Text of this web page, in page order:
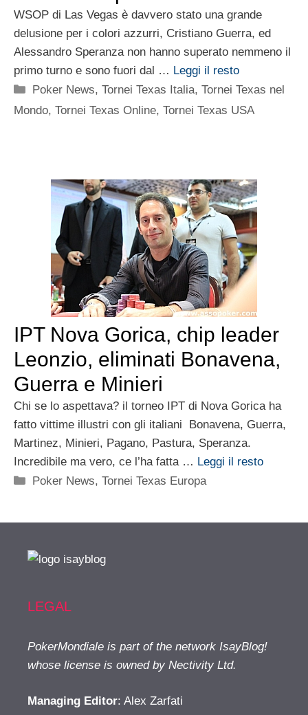
WSOP di Las Vegas è davvero stato una grande
delusione per i colori azzurri, Cristiano Guerra, ed
Alessandro Speranza non hanno superato nemmeno il
primo turno e sono fuori dal … Leggi il resto
Categorie
Poker News,Tornei Texas Italia,Tornei Texas nel
Mondo, Tornei Texas Online, Tornei Texas USA
IPT Nova Gorica, chip leader
Leonzio, eliminati Bonavena,
Guerra e Minieri
Chi se lo aspettava? il torneo IPT di Nova Gorica ha
fatto vittime illustri con gli italiani Bonavena, Guerra,
Martinez, Minieri, Pagano, Pastura, Speranza.
Incredibile ma vero, ce l’ha fatta … Leggi il resto
Categorie
Poker News,Tornei Texas Europa
LEGAL
PokerMondiale is part of the network IsayBlog!
whose license is owned by Nectivity Ltd.
Managing Editor: Alex Zarfati